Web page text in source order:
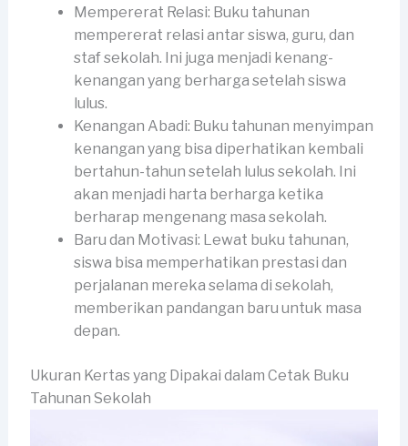
Mempererat Relasi: Buku tahunan
mempererat relasi antar siswa, guru, dan
staf sekolah. Ini juga menjadi kenang-
kenangan yang berharga setelah siswa
lulus.
Kenangan Abadi: Buku tahunan menyimpan
kenangan yang bisa diperhatikan kembali
bertahun-tahun setelah lulus sekolah. Ini
akan menjadi harta berharga ketika
berharap mengenang masa sekolah.
Baru dan Motivasi: Lewat buku tahunan,
siswa bisa memperhatikan prestasi dan
perjalanan mereka selama di sekolah,
memberikan pandangan baru untuk masa
depan.
Ukuran Kertas yang Dipakai dalam Cetak Buku
Tahunan Sekolah